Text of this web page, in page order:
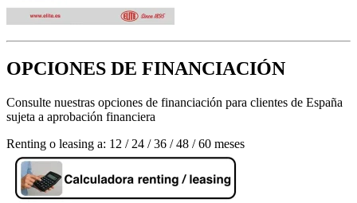
OPCIONES DE FINANCIACIÓN
Consulte nuestras opciones de financiación para clientes de España
sujeta a aprobación financiera
Renting o leasing a: 12 / 24 / 36 / 48 / 60 meses